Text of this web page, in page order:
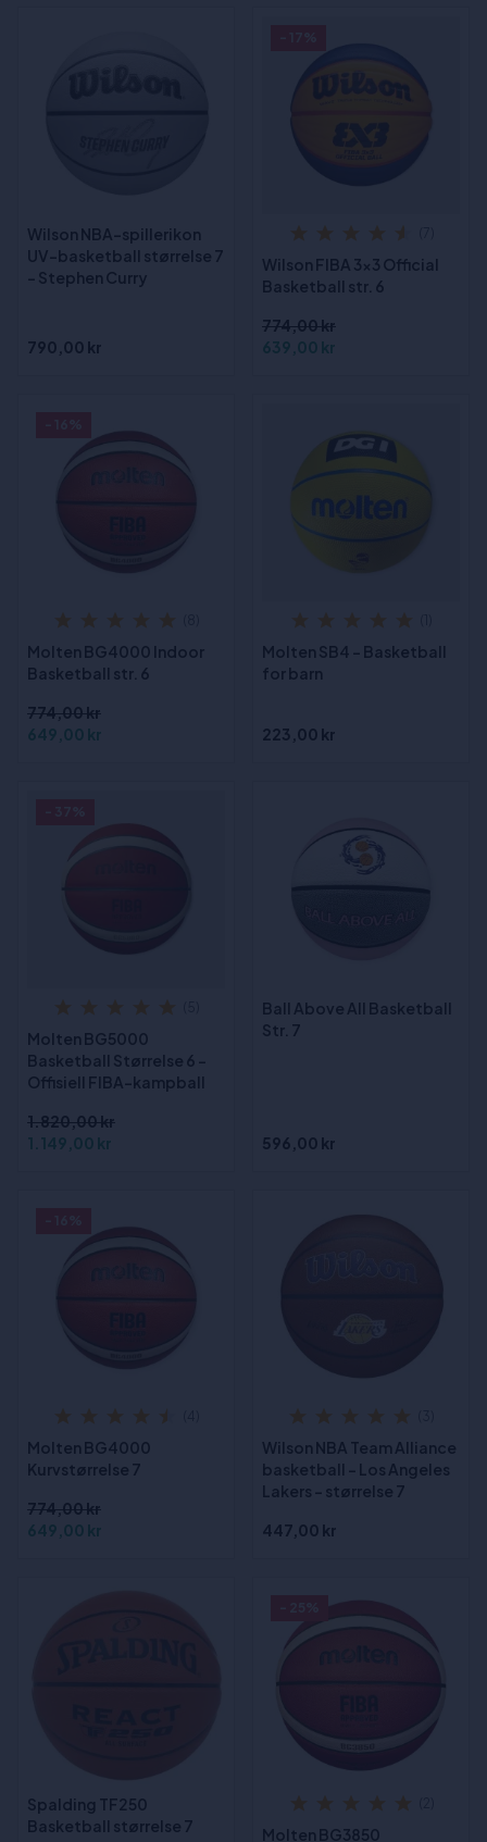
Wilson NBA-spillerikon
UV-basketball størrelse 7
- Stephen Curry
790,00 kr
Wilson FIBA 3x3 Official
Basketball str. 6
774,00 kr
639,00 kr
Molten BG4000 Indoor
Basketball str. 6
774,00 kr
649,00 kr
Molten SB4 - Basketball
for barn
223,00 kr
Molten BG5000
Basketball Størrelse 6 -
Offisiell FIBA-kampball
1.820,00 kr
1.149,00 kr
Ball Above All Basketball
Str. 7
596,00 kr
Molten BG4000
Kurvstørrelse 7
774,00 kr
649,00 kr
Wilson NBA Team Alliance
basketball - Los Angeles
Lakers - størrelse 7
447,00 kr
Spalding TF250
Basketball størrelse 7
Molten BG3850